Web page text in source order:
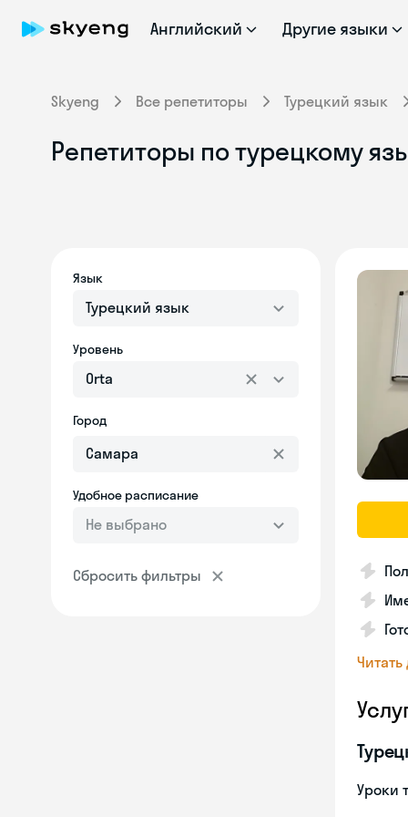
Английский Другие языки
Skyeng Все репетиторы Турецкий язык
Репетиторы по турецкому
Язык
Турецкий язык
Уровень
Orta
Город
Удобное расписание
Не выбрано
Сбросить фильтры
Уроки